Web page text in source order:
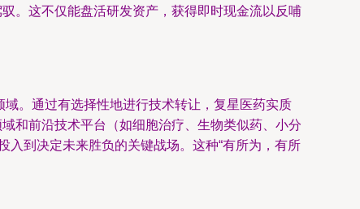
。这不仅能盘活研发资产，获得即时现金流以反哺
域。通过有选择性地进行技术转让，复星医药实质
和前沿技术平台（如细胞治疗、生物类似药、小分
入到决定未来胜负的关键战场。这种“有所为，有所